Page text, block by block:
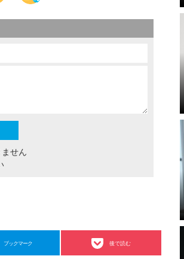
せん
ブックマーク 後で読む